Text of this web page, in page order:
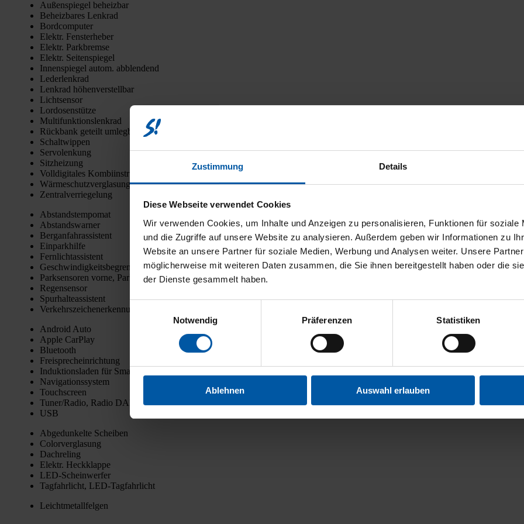
Zustimmung Details
Diese Webseite verwendet Cookies
Wir verwenden Cookies, um Inhalte und Anzeigen zu personalisieren, Funktionen für soziale
und die Zugriffe auf unsere Website zu analysieren. Außerdem geben wir Informationen zu
Website an unsere Partner für soziale Medien, Werbung und Analysen weiter. Unsere
möglicherweise mit weiteren Daten zusammen, die Sie ihnen bereitgestellt haben oder die
der Dienste gesammelt haben.
Einwilligungsauswahl
Notwendig
Präferenzen Statistiken
Ablehnen Auswahl erlauben
Außen­spie­gel beheiz­bar
Beheiz­ba­res Lenk­rad
Bord­com­pu­ter
Elektr. Fens­ter­he­ber
Elektr. Park­brem­se
Elektr. Sei­ten­spie­gel
Innen­spie­gel autom. abblen­dend
Leder­lenk­rad
Lenk­rad höhen­ver­stell­bar
Licht­sen­sor
Lor­do­sen­stüt­ze
Mul­ti­funk­ti­ons­lenk­rad
Rück­bank geteilt umleg­bar
Schalt­wip­pen
Ser­vo­len­kung
Sitz­hei­zung
Voll­di­gi­ta­les Kom­bi­in­stru­ment
Wär­me­schutz­ver­gla­sung
Zen­tral­ver­rie­ge­lung
Abstands­tem­po­mat
Abstands­war­ner
Berg­an­fahr­as­sis­tent
Ein­park­hil­fe
Fern­licht­as­sis­tent
Geschwin­dig­keits­be­gren­zer
Park­sen­so­ren vor­ne, Park­sen­so­ren hin­ten, Kame­ra
Regen­sen­sor
Spur­hal­te­as­sis­tent
Ver­kehrs­zei­chen­er­ken­nung
Android Auto
Apple Car­Play
Blue­tooth
Frei­sprech­ein­rich­tung
Induk­ti­ons­la­den für Smart­phones
Navi­ga­ti­ons­sys­tem
Touch­screen
Tuner/Radio, Radio DAB
USB
Abge­dun­kel­te Schei­ben
Color­ver­gla­sung
Dach­re­ling
Elektr. Heck­klap­pe
LED-Schein­wer­fer
Tag­fahr­licht, LED-Tag­fahr­licht
Leicht­me­tall­fel­gen